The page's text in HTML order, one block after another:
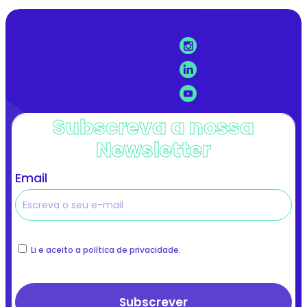
Subscreva a nossa
Newsletter
Email
Li e aceito a política de privacidade.